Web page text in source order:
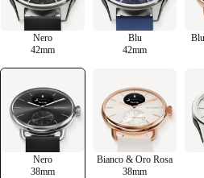
Nero
42mm
Blu
42mm
Nero
38mm
Bianco & Oro Rosa
38mm